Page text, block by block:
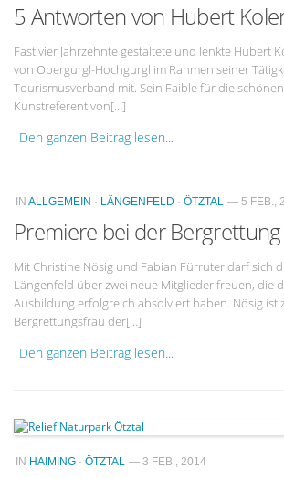
5 Antworten von Hubert
Fast vier Jahrzehnte gestaltete und lenkte Hubert
von Obergurgl-Hochgurgl im Rahmen seiner
Tourismusverband mit. Sein Faible für die
Kunstreferent von[…]
Den ganzen Beitrag lesen...
IN ALLGEMEIN · LÄNGENFELD · ÖTZTAL — 5 FEB.,
Premiere bei der
Mit Christine Nösig und Fabian Fürruter darf sich
Längenfeld über zwei neue Mitglieder freuen, die
Ausbildung erfolgreich absolviert haben. Nösig ist
Bergrettungsfrau der[…]
Den ganzen Beitrag lesen...
IN HAIMING · ÖTZTAL — 3 FEB., 2014